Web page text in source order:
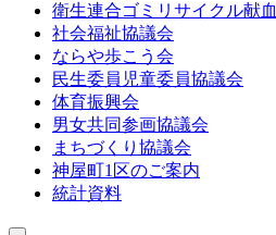
衛生連合ゴミリサイクル献血
社会福祉協議会
ならや歩こう会
民生委員児童委員協議会
体育振興会
男女共同参画協議会
まちづくり協議会
神屋町1区のご案内
統計資料